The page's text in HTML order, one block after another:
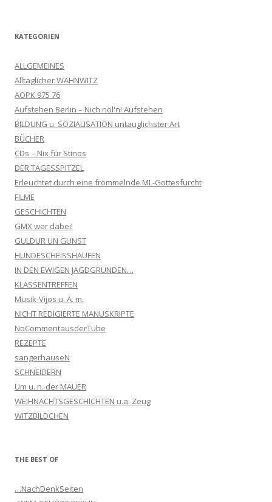
KATEGORIEN
ALLGEMEINES
Alltäglicher WAHNWITZ
AOPK 975 76
Aufstehen Berlin – Nich nöl'n! Aufstehen
BILDUNG u. SOZIALISATION untauglichster Art
BÜCHER
CDs – Nix für Stinos
DER TAGESSPITZEL
Erleuchtet durch eine frömmelnde ML-Gottesfurcht
FILME
GESCHICHTEN
GMX war dabei!
GULDUR UN GUNST
HUNDESCHEISSHAUFEN
IN DEN EWIGEN JAGDGRÜNDEN…
KLASSENTREFFEN
Musik-Vijos u. Ä. m.
NICHT REDIGIERTE MANUSKRIPTE
NoCommentausderTube
REZEPTE
sangerhauseN
SCHNEIDERN
Um u. n. der MAUER
WEIHNACHTSGESCHICHTEN u.a. Zeug
WITZBILDCHEN
THE BEST OF
…NachDenkSeiten